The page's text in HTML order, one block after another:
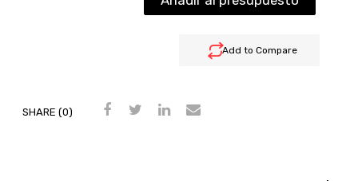
Add to Compare
SHARE (0)